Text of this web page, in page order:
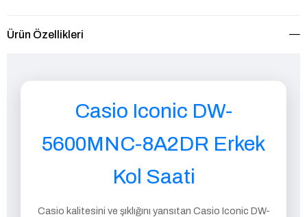
Ürün Özellikleri
Casio Iconic DW-
5600MNC-8A2DR Erkek
Kol Saati
Casio kalitesini ve şıklığını yansıtan Casio Iconic DW-